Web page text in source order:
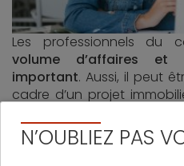
Les professionnels du
volume d’affaires et
important. Aussi, il peut
cadre d’un projet
Attention toutefois, celui-
une banque un dossier
N’OUBLIEZ PAS